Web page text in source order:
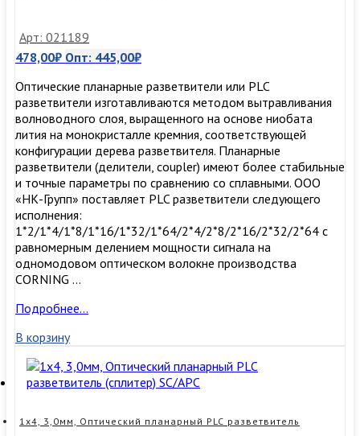
Арт: 021189
478,00₽ Опт: 445,00₽
Оптические планарные разветвители или PLC
разветвители изготавливаются методом вытравливания
волноводного слоя, выращенного на основе ниобата
лития на монокристалле кремния, соответствующей
конфигурации дерева разветвителя. Планарные
разветвители (делители, coupler) имеют более стабильные
и точные параметры по сравнению со сплавными. ООО
«НК-Групп» поставляет PLC разветвители следующего
исполнения:
1*2/1*4/1*8/1*16/1*32/1*64/2*4/2*8/2*16/2*32/2*64 с
равномерным делением мощности сигнала на
одномодовом оптическом волокне производства
CORNING …
1х4,
Оптический
планарный
PLC
разветвитель
неоконцованный
Подробнее…
В корзину
1х4, 3,0мм, Оптический планарный PLC разветвитель